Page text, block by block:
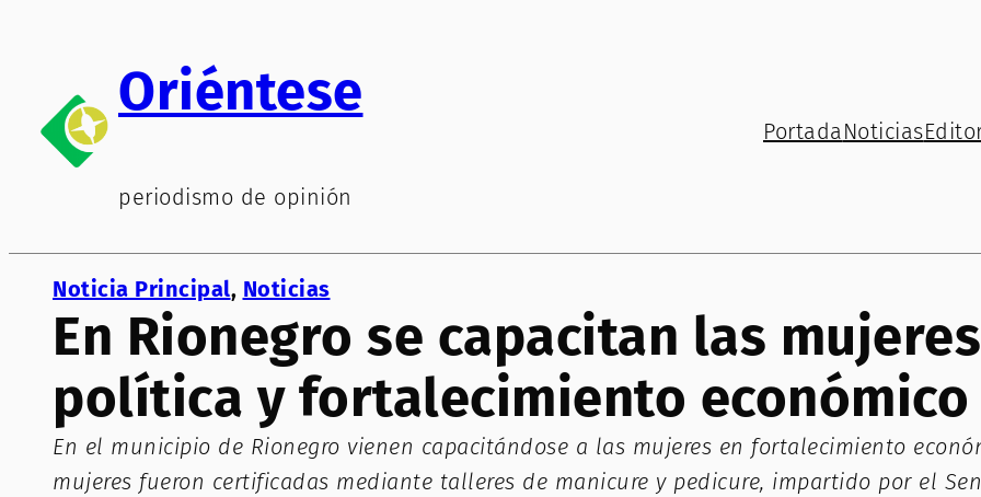
contenido
Oriéntese
periodismo de opinión
Portada Noticias
Noticia Principal, Noticias
En Rionegro se capacitan las
política y fortalecimiento económico
En el municipio de Rionegro vienen capacitándose a las mujeres en fortalecimiento
mujeres fueron certificadas mediante talleres de manicure y pedicure, impartido por el